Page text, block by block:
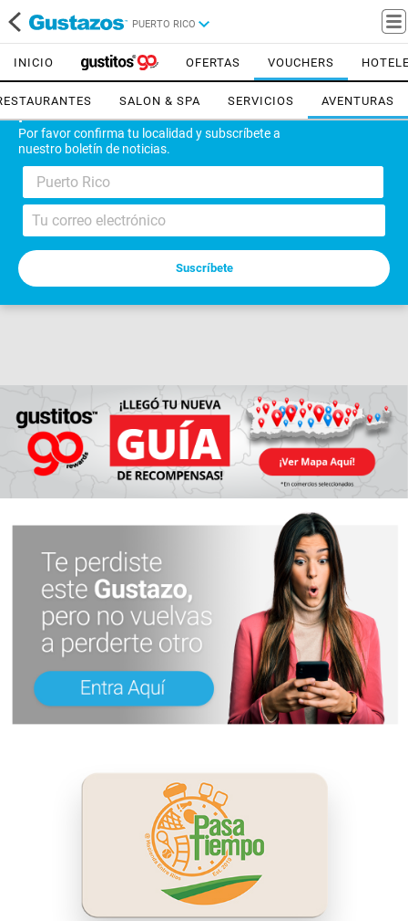
PUERTO RICO
Por favor confirma tu localidad y subscríbete a
nuestro boletín de noticias.
Puerto Rico
INICIO OFERTAS VOUCHERS
SALON & SPA SERVICIOS AVENTURAS